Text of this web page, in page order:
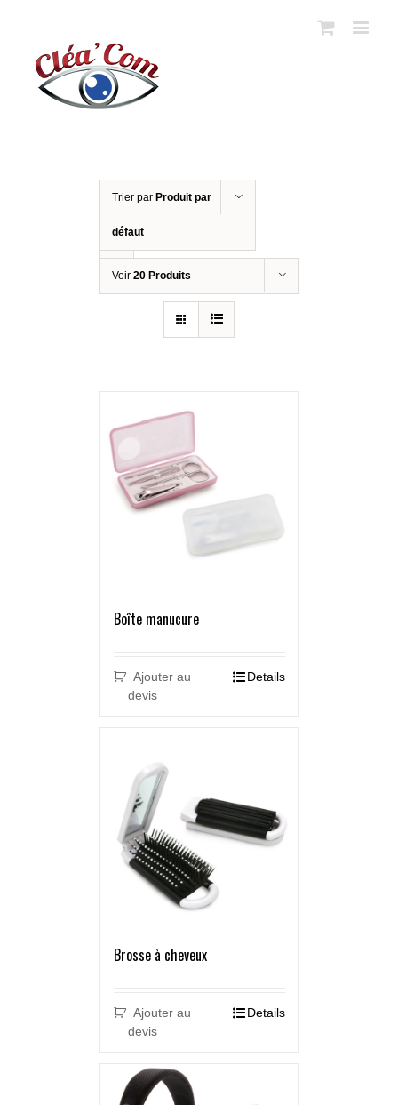
Trier par Produit par
défaut
Voir 20 Produits
Boîte manucure
Ajouter au
devis
Details
Brosse à cheveux
Ajouter au
devis
Details